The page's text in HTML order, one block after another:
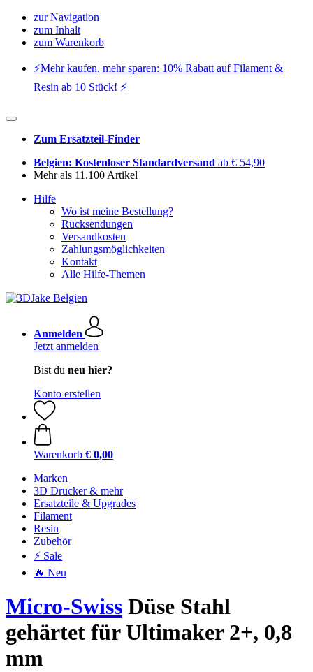
zur Navigation
zum Inhalt
zum Warenkorb
⚡️Mehr kaufen, mehr sparen: 10% Rabatt auf Filament &
Resin ab 10 Stück! ⚡️
Zum Ersatzteil-Finder
Belgien: Kostenloser Standardversand ab € 54,90
Mehr als 11.100 Artikel
Hilfe
Wo ist meine Bestellung?
Rücksendungen
Versandkosten
Zahlungsmöglichkeiten
Kontakt
Alle Hilfe-Themen
Anmelden
Jetzt anmelden
Bist du neu hier?
Konto erstellen
Warenkorb € 0,00
Marken
3D Drucker & mehr
Ersatzteile & Upgrades
Filament
Resin
Zubehör
⚡ Sale
🔥 Neu
Micro-Swiss Düse Stahl
gehärtet für Ultimaker 2+, 0,8
mm